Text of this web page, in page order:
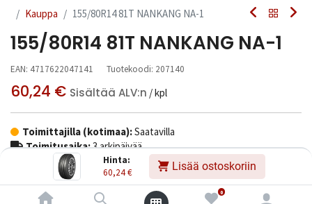
Hinta:
60,24€ Lisää ostoskoriin
0
Kauppa 155/80R14 81T NANKANG NA-1
155/80R14 81T NANKANG NA-1
EAN: 4717622047141 Tuotekoodi: 207140
60,24 € Sisältää ALV:n / kpl
Toimittajilla (kotimaa):Saatavilla
Toimitusaika:3 arkipäivää
Asennuspalvelu